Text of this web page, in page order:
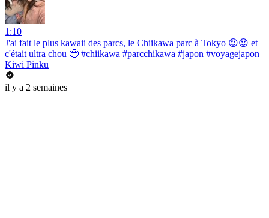
1:10
J'ai fait le plus kawaii des parcs, le Chiikawa parc à Tokyo 😍😍 et
c'était ultra chou 🥹 #chiikawa #parcchikawa #japon #voyagejapon
Kiwi Pinku
il y a 2 semaines